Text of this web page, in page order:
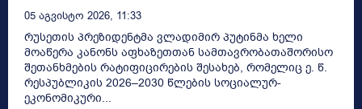
05 Აგვისტო 2026, 11:33
რუსეთის პრეზიდენტმა ვლადიმირ პუტინმა ხელი
მოაწერა კანონს აფხაზეთთან სამთავრობათაშორისო
შეთანხმების რატიფიცირების შესახებ, რომელიც ე. წ.
რესპუბლიკის 2026–2030 წლების სოციალურ-
ეკონომიკური...